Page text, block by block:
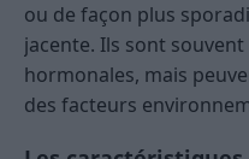
ou de façon plus
jacente. Ils sont
hormonales, mais
des facteurs